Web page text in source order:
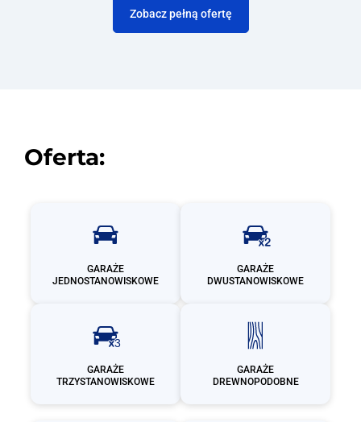
Zobacz pełną ofertę
Oferta:
GARAŻE
JEDNOSTANOWISKOWE
GARAŻE
DWUSTANOWISKOWE
GARAŻE
TRZYSTANOWISKOWE
GARAŻE
DREWNOPODOBNE